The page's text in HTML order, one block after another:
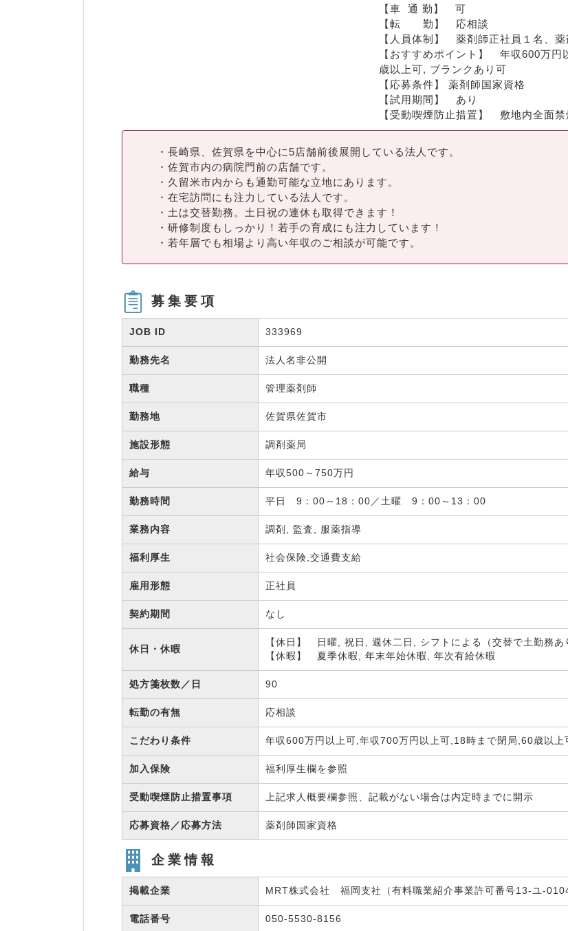
【車  通 勤】　可
【転　　勤】　応相談
【人員体制】　薬剤師正社員１名、
【おすすめポイント】　年収600万
歳以上可, ブランクあり可
【応募条件】 薬剤師国家資格
【試用期間】　あり
【受動喫煙防止措置】　敷地内全面禁
・長崎県、佐賀県を中心に5店舗前後展開している法人です。
・佐賀市内の病院門前の店舗です。
・久留米市内からも通勤可能な立地にあります。
・在宅訪問にも注力している法人です。
・土は交替勤務。土日祝の連休も取得できます！
・研修制度もしっかり！若手の育成にも注力しています！
・若年層でも相場より高い年収のご相談が可能です。
募集要項
JOB ID 333969
勤務先名 法人名非公開
職種 管理薬剤師
勤務地 佐賀県佐賀市
施設形態 調剤薬局
給与 年収500～750万円
勤務時間 平日 9：00～18：00／土曜 9：00～13：00
業務内容 調剤, 監査, 服薬指導
福利厚生 社会保険,交通費支給
雇用形態 正社員
契約期間 なし
休日・休暇
【休日】 日曜, 祝日, 週休二日, シフトによる（交替で土勤務あ
【休暇】 夏季休暇, 年末年始休暇, 年次有給休暇
処方箋枚数／日 90
転勤の有無 応相談
こだわり条件 年収600万円以上可,年収700万円以上可,18時まで閉局,60歳以上
加入保険 福利厚生欄を参照
受動喫煙防止措置事項 上記求人概要欄参照、記載がない場合は内定時までに開示
応募資格／応募方法 薬剤師国家資格
企業情報
掲載企業 MRT株式会社 福岡支社（有料職業紹介事業許可番号13-ユ-
電話番号 050-5530-8156